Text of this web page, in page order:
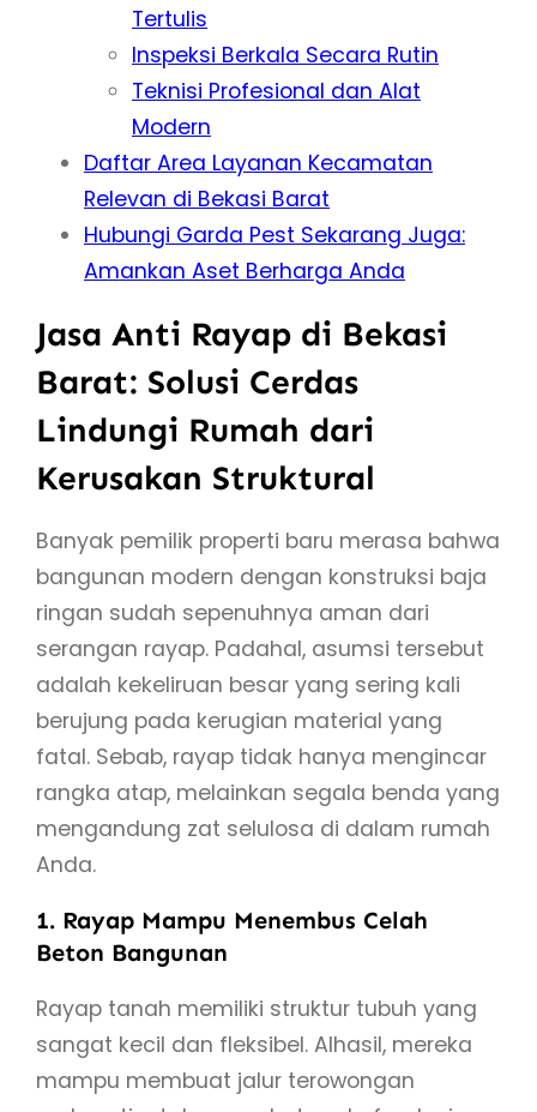
Tertulis
Inspeksi Berkala Secara Rutin
Teknisi Profesional dan Alat
Modern
Daftar Area Layanan Kecamatan
Relevan di Bekasi Barat
Hubungi Garda Pest Sekarang Juga:
Amankan Aset Berharga Anda
Jasa Anti Rayap di Bekasi
Barat: Solusi Cerdas
Lindungi Rumah dari
Kerusakan Struktural
Banyak pemilik properti baru merasa bahwa
bangunan modern dengan konstruksi baja
ringan sudah sepenuhnya aman dari
serangan rayap. Padahal, asumsi tersebut
adalah kekeliruan besar yang sering kali
berujung pada kerugian material yang
fatal. Sebab, rayap tidak hanya mengincar
rangka atap, melainkan segala benda yang
mengandung zat selulosa di dalam rumah
Anda.
1. Rayap Mampu Menembus Celah
Beton Bangunan
Rayap tanah memiliki struktur tubuh yang
sangat kecil dan fleksibel. Alhasil, mereka
mampu membuat jalur terowongan